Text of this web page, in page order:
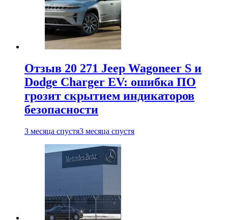
Отзыв 20 271 Jeep Wagoneer S и
Dodge Charger EV: ошибка ПО
грозит скрытием индикаторов
безопасности
3 месяца спустя3 месяца спустя